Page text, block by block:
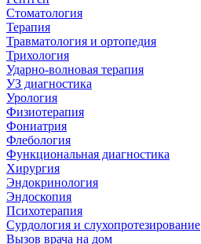
Стоматология
Терапия
Травматология и ортопедия
Трихология
Ударно-волновая терапия
УЗ диагностика
Урология
Физиотерапия
Фониатрия
Флебология
Функциональная диагностика
Хирургия
Эндокринология
Эндоскопия
Психотерапия
Сурдология и слухопротезирование
Вызов врача на дом